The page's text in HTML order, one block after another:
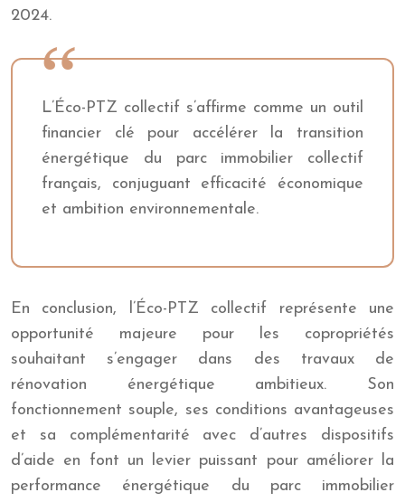
2024.
L’Éco-PTZ collectif s’affirme comme un outil
financier clé pour accélérer la transition
énergétique du parc immobilier collectif
français, conjuguant efficacité économique
et ambition environnementale.
En conclusion, l’Éco-PTZ collectif représente une
opportunité majeure pour les copropriétés
souhaitant s’engager dans des travaux de
rénovation énergétique ambitieux. Son
fonctionnement souple, ses conditions avantageuses
et sa complémentarité avec d’autres dispositifs
d’aide en font un levier puissant pour améliorer la
performance énergétique du parc immobilier